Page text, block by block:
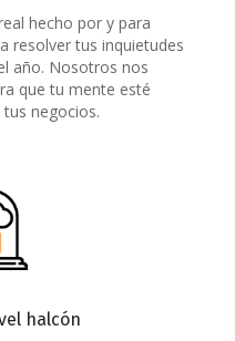
hecho por y para
resolver tus inquietudes
año. Nosotros nos
que tu mente esté
negocios.
halcón